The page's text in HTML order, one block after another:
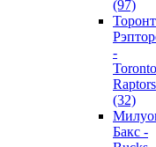
(97)
-
Toronto
Raptors
(32)
Бакс -